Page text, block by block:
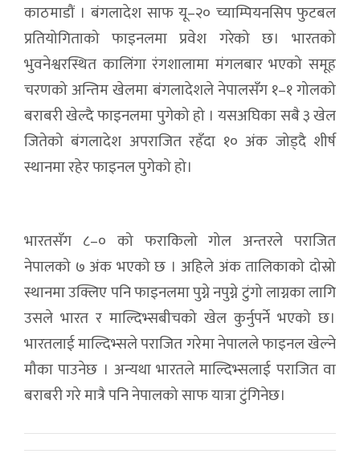
काठमाडौं । बंगलादेश साफ यू–२० च्याम्पियनसिप फुटबल
प्रतियोगिताको फाइनलमा प्रवेश गरेको छ। भारतको
भुवनेश्वरस्थित कालिंगा रंगशालामा मंगलबार भएको समूह
चरणको अन्तिम खेलमा बंगलादेशले नेपालसँग १–१ गोलको
बराबरी खेल्दै फाइनलमा पुगेको हो । यसअघिका सबै ३ खेल
जितेको बंगलादेश अपराजित रहँदा १० अंक जोड्दै शीर्ष
स्थानमा रहेर फाइनल पुगेको हो।
भारतसँग ८–० को फराकिलो गोल अन्तरले पराजित
नेपालको ७ अंक भएको छ । अहिले अंक तालिकाको दोस्रो
स्थानमा उक्लिए पनि फाइनलमा पुग्ने नपुग्ने टुंगो लाग्नका लागि
उसले भारत र माल्दिभ्सबीचको खेल कुर्नुपर्ने भएको छ।
भारतलाई माल्दिभ्सले पराजित गरेमा नेपालले फाइनल खेल्ने
मौका पाउनेछ । अन्यथा भारतले माल्दिभ्सलाई पराजित वा
बराबरी गरे मात्रै पनि नेपालको साफ यात्रा टुंगिनेछ।